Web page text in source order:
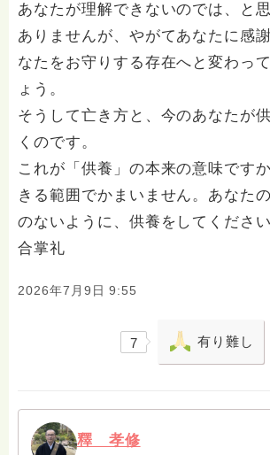
あなたが理解できないのでは、と
ありませんが、やがてあなたに感
なたをお守りする存在へと変わっ
ょう。
そうして亡き方と、今のあなたが
くのです。
これが「供養」の本来の意味です
きる範囲でかまいません。あなた
のないように、供養をしてください
合掌礼
2026年7月9日 9:55
7 有り難し
釋 孝修